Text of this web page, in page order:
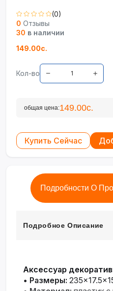
(0)
0 Отзывы
30 в наличии
149.00с.
Кол-во
общая цена:149.00с.
Купить Сейчас
Подробности О
Подробное Описание
Аксессуар
• Размеры: